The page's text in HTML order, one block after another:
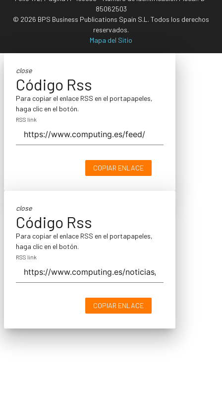
85062503
© 2026 BPS Business Publications Spain S.L. Todos los derechos
reservados.
Mapa del Sitio
close
Código Rss
Para copiar el enlace RSS en el portapapeles,
haga clic en el botón.
RSS link
COPIAR ENLACE
close
Código Rss
Para copiar el enlace RSS en el portapapeles,
haga clic en el botón.
RSS link
COPIAR ENLACE